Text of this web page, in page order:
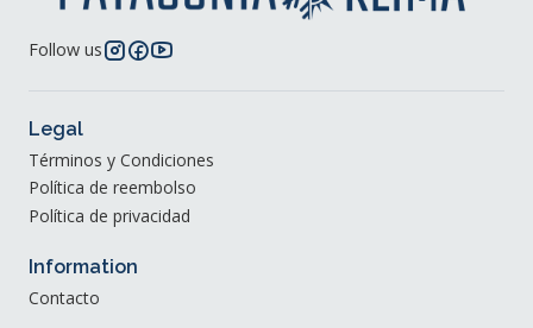
Follow us
Legal
Términos y Condiciones
Política de reembolso
Política de privacidad
Information
Contacto